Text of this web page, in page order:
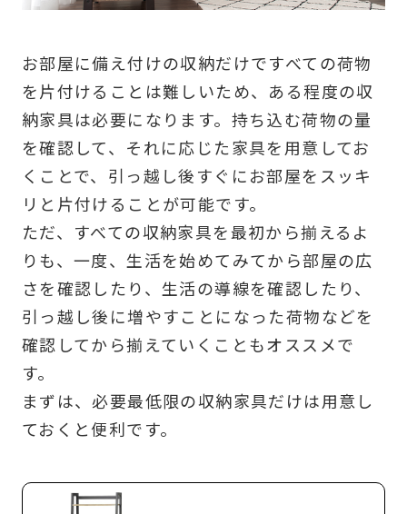
お部屋に備え付けの収納だけですべての荷物
を片付けることは難しいため、ある程度の収
納家具は必要になります。持ち込む荷物の量
を確認して、それに応じた家具を用意してお
くことで、引っ越し後すぐにお部屋をスッキ
リと片付けることが可能です。
ただ、すべての収納家具を最初から揃えるよ
りも、一度、生活を始めてみてから部屋の広
さを確認したり、生活の導線を確認したり、
引っ越し後に増やすことになった荷物などを
確認してから揃えていくこともオススメで
す。
まずは、必要最低限の収納家具だけは用意し
ておくと便利です。